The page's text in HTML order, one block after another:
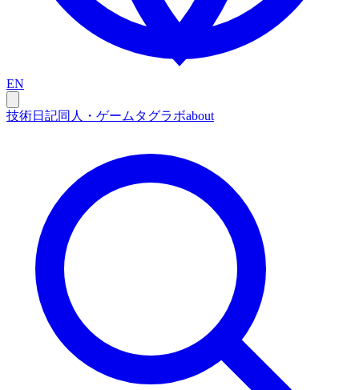
EN
技術日記同人・ゲーム タグラボabout